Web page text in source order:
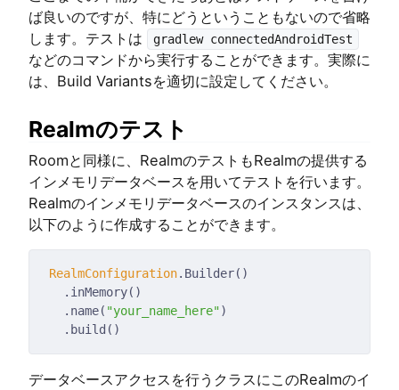
ば良いのですが、特にどうということもないので省略
します。テストは
gradlew connectedAndroidTest
などのコマンドから実行することができます。実際に
は、Build Variantsを適切に設定してください。
Realmのテスト
Roomと同様に、RealmのテストもRealmの提供する
インメモリデータベースを用いてテストを行います。
Realmのインメモリデータベースのインスタンスは、
以下のように作成することができます。
RealmConfiguration
  .name(
"your_name_here"
データベースアクセスを行うクラスにこのRealmのイ